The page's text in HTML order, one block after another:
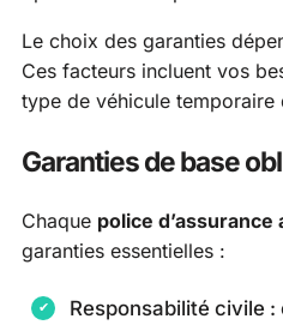
Le choix des garanties
Ces facteurs incluent vos
type de véhicule temporaire
Garanties de base
Chaque police d’assurance
garanties essentielles :
Responsabilité civile